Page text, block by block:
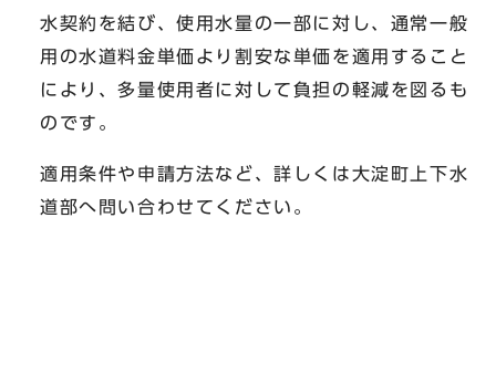
水契約を結び、使用水量の一部に対し、通常一般
用の水道料金単価より割安な単価を適用すること
により、多量使用者に対して負担の軽減を図るも
のです。
適用条件や申請方法など、詳しくは大淀町上下水
道部へ問い合わせてください。